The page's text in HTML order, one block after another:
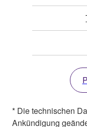
* Die technischen
Ankündigung